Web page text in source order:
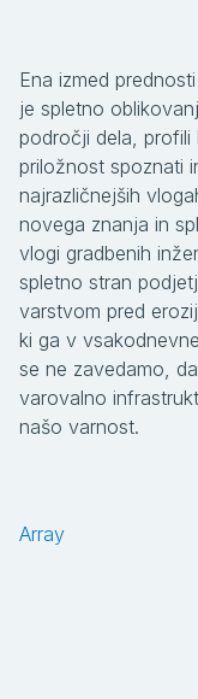
Ena izmed
je spletno
področji dela, profili
priložnost spoznati
najrazličnejših
novega znanja in
vlogi gradbenih
spletno stran
varstvom pred
ki ga v
se ne zavedamo,
varovalno
našo varnost.
Array